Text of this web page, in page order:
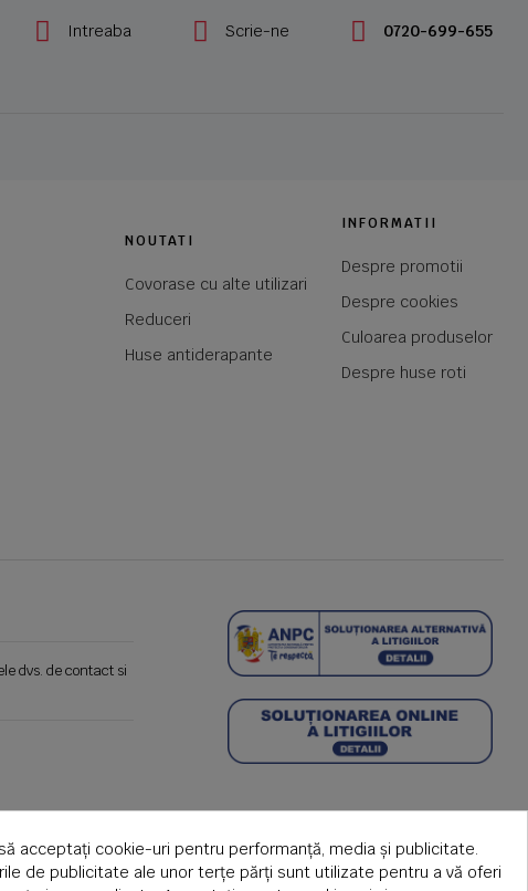
Intreaba Scrie-ne 0720-699-655
NOUTATI
Covorase cu alte utilizari
Reduceri
Huse antiderapante
INFORMATII
Despre promotii
Despre cookies
Culoarea produselor
Despre huse roti
dvs. de contact si
acceptați cookie-uri pentru performanță, media și publicitate.
de publicitate ale unor terțe părți sunt utilizate pentru a vă oferi